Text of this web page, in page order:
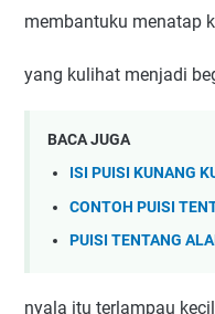
membantuku menatap
yang kulihat menjadi
BACA JUGA
ISI PUISI KUNANG
CONTOH PUISI
PUISI TENTANG
nyala itu terlampau kecil